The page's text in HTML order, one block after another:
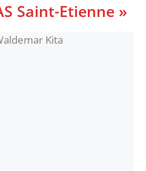
Saint-Etienne »